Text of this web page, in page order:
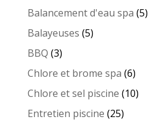
Balancement d'eau spa 55
Balayeuses 55
BBQ 33
produits
Chlore et brome spa 66
produits
Chlore et sel piscine 1010
Entretien piscine 2525